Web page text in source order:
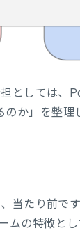
としては、
か」を整
当たり前で
の特徴とし